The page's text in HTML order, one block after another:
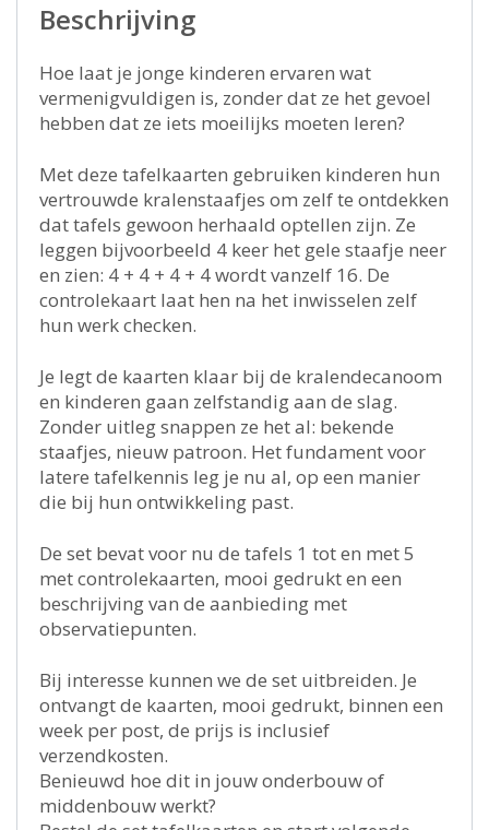
Beschrijving
Hoe laat je jonge kinderen ervaren wat
vermenigvuldigen is, zonder dat ze het gevoel
hebben dat ze iets moeilijks moeten leren?
Met deze tafelkaarten gebruiken kinderen hun
vertrouwde kralenstaafjes om zelf te ontdekken
dat tafels gewoon herhaald optellen zijn. Ze
leggen bijvoorbeeld 4 keer het gele staafje neer
en zien: 4 + 4 + 4 + 4 wordt vanzelf 16. De
controlekaart laat hen na het inwisselen zelf
hun werk checken.
Je legt de kaarten klaar bij de kralendecanoom
en kinderen gaan zelfstandig aan de slag.
Zonder uitleg snappen ze het al: bekende
staafjes, nieuw patroon. Het fundament voor
latere tafelkennis leg je nu al, op een manier
die bij hun ontwikkeling past.
De set bevat voor nu de tafels 1 tot en met 5
met controlekaarten, mooi gedrukt en een
beschrijving van de aanbieding met
observatiepunten.
Bij interesse kunnen we de set uitbreiden. Je
ontvangt de kaarten, mooi gedrukt, binnen een
week per post, de prijs is inclusief
verzendkosten.
Benieuwd hoe dit in jouw onderbouw of
middenbouw werkt?